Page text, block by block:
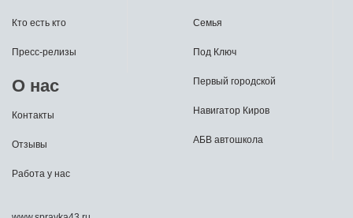
Кто есть кто
Пресс-релизы
О нас
Контакты
Отзывы
Работа у нас
Семья
Под Ключ
Первый городской
Навигатор Киров
АБВ автошкола